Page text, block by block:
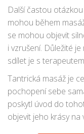
sexuální aktivita.
pohlavních orgánů,
uspokojení, ale
a podporovat hlubší
Další častou
mohou během
se mohou objevit
i vzrušení. Důležité
sdílet je s
zpracovat.
Tantrická masáž je
pochopení sebe
poskytl úvod do
objevit jeho krásy na